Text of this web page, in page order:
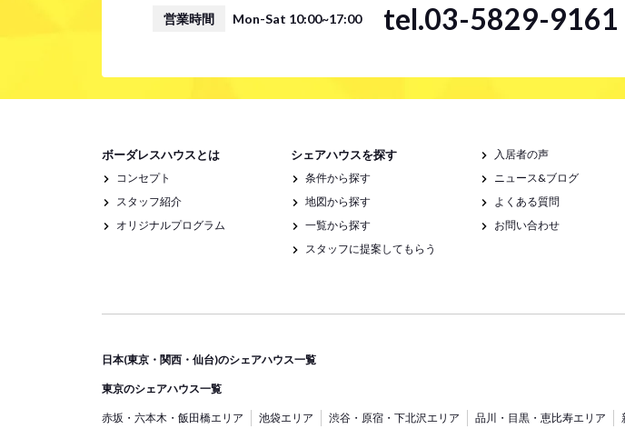
営業時間 Mon-Sat 10:00~17:00 tel.03-5829-9161
ボーダレスハウスとは
コンセプト
スタッフ紹介
オリジナルプログラム
シェアハウスを探す
条件から探す
地図から探す
一覧から探す
スタッフに提案してもらう
入居者の声
ニュース&ブログ
よくある質問
お問い合わせ
日本(東京・関西・仙台)のシェアハウス一覧
東京のシェアハウス一覧
赤坂・六本木・飯田橋エリア 池袋エリア 渋谷・原宿・下北沢エリア 品川・目黒・恵比寿エリア